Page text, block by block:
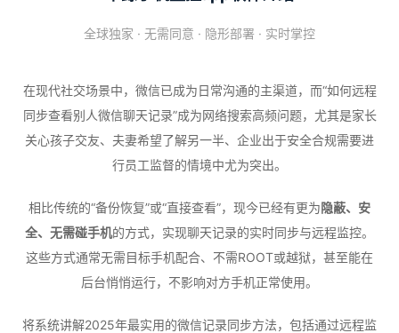
全球独家 · 无需同意 · 隐形部署 · 实时掌控
在现代社交场景中，微信已成为日常沟通的主渠道，而“如何远程
同步查看别人微信聊天记录”成为网络搜索高频问题，尤其是家长
关心孩子交友、夫妻希望了解另一半、企业出于安全合规需要进
行员工监督的情境中尤为突出。
相比传统的“备份恢复”或“直接查看”，现今已经有更为隐蔽、安
全、无需碰手机的方式，实现聊天记录的实时同步与远程监控。
这些方式通常无需目标手机配合、不需ROOT或越狱，甚至能在
后台悄悄运行，不影响对方手机正常使用。
将系统讲解2025年最实用的微信记录同步方法，包括通过远程监